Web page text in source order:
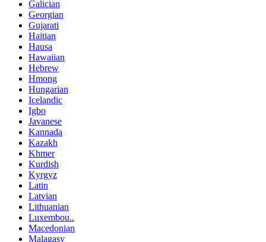
Galician
Georgian
Gujarati
Haitian
Hausa
Hawaiian
Hebrew
Hmong
Hungarian
Icelandic
Igbo
Javanese
Kannada
Kazakh
Khmer
Kurdish
Kyrgyz
Latin
Latvian
Lithuanian
Luxembou..
Macedonian
Malagasy